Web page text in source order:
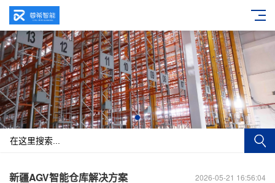
2026-05-21 16:56:04
新疆AGV智能仓库解决方案